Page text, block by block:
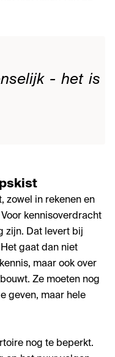
- het is
zowel in rekenen en
kennisoverdracht
zijn. Dat levert bij
gaat dan niet
maar ook over
Ze moeten nog
geven, maar hele
nog te beperkt.